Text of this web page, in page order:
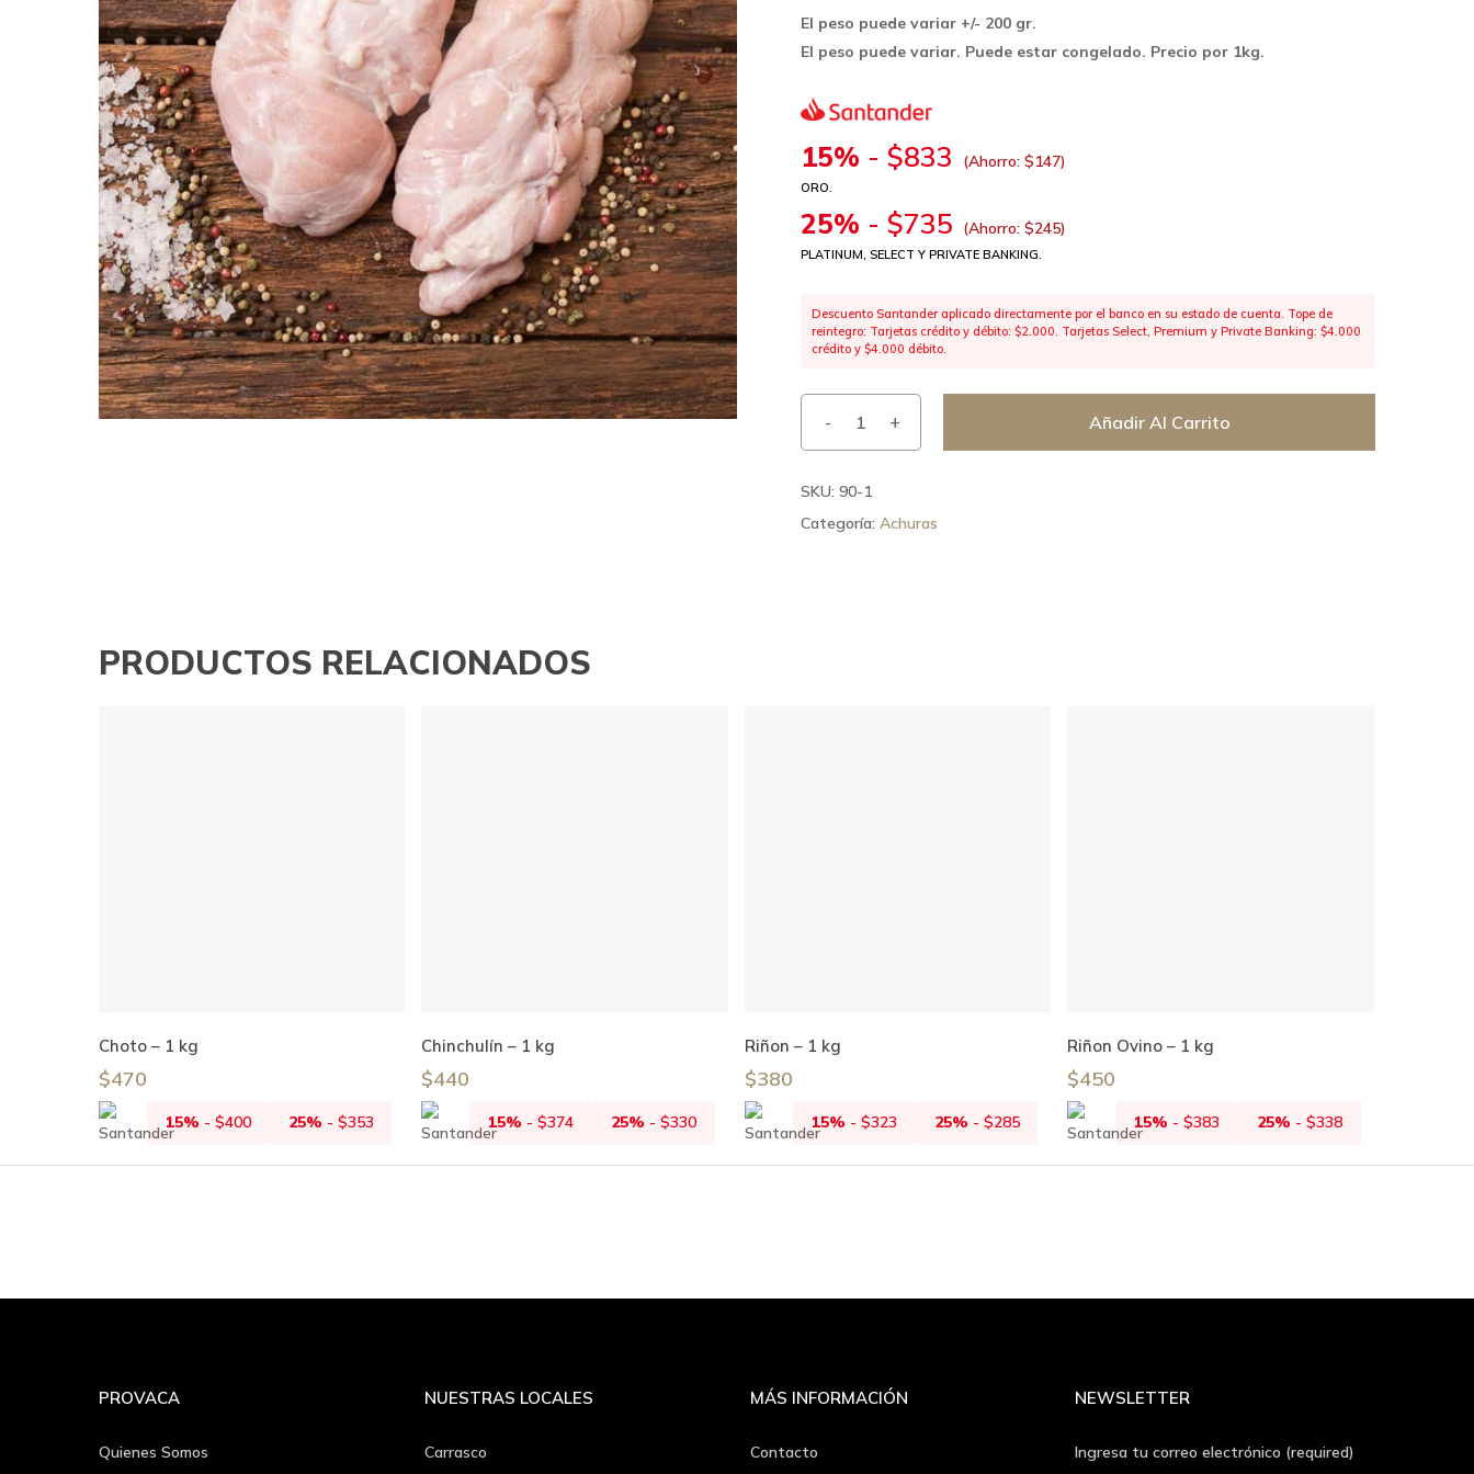
El peso puede variar +/- 200 gr.
El peso puede variar. Puede estar congelado. Precio por 1kg.
15% -$833 (Ahorro:$147)
ORO.
25% -$735 (Ahorro:$245)
PLATINUM, SELECT Y PRIVATE BANKING.
Descuento Santander aplicado directamente por el banco en su estado de cuenta. Tope de
reintegro: Tarjetas crédito y débito: $2.000. Tarjetas Select, Premium y Private Banking: $4.000
crédito y $4.000 débito.
Añadir Al Carrito
SKU:90-1
Categoría:Achuras
PRODUCTOS RELACIONADOS
Choto – 1 kg
$470
15% - $400 25% - $353
Añadir Al Carrito
Chinchulín – 1 kg
$440
15% -$374 25% -$330
Riñon – 1 kg
$380
15% - $323 25% - $285
Añadir Al Carrito
Riñon Ovino – 1 kg
$450
15% -$383 25% -$338
PROVACA
Quienes Somos
NUESTRAS LOCALES
Carrasco
MÁS INFORMACIÓN
Contacto
NEWSLETTER
Ingresa tu correo electrónico (required)